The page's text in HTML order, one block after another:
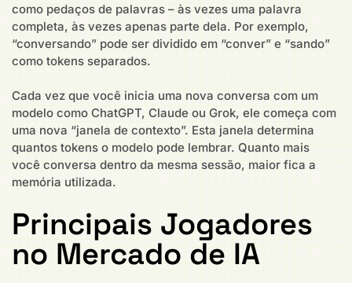
como pedaços de palavras – às vezes uma palavra
completa, às vezes apenas parte dela. Por exemplo,
“conversando” pode ser dividido em “conver” e “sando”
como tokens separados.
Cada vez que você inicia uma nova conversa com um
modelo como ChatGPT, Claude ou Grok, ele começa com
uma nova “janela de contexto”. Esta janela determina
quantos tokens o modelo pode lembrar. Quanto mais
você conversa dentro da mesma sessão, maior fica a
memória utilizada.
Principais Jogadores
no Mercado de IA